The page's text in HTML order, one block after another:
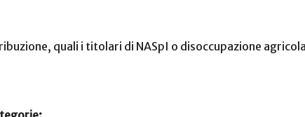
quali i titolari di NASpI o disoccupazione